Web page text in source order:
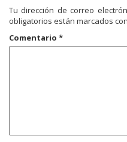
Tu dirección de correo
obligatorios están marcados con
Comentario *